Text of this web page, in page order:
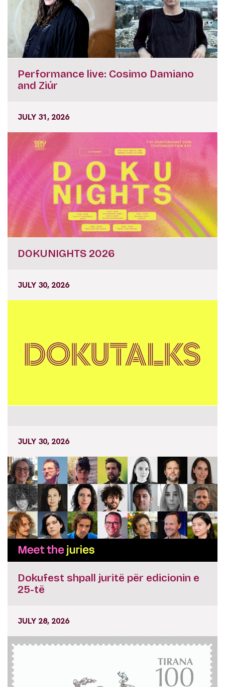
Performance live: Cosimo Damiano
and Ziúr
JULY 31, 2026
DOKUNIGHTS 2026
JULY 30, 2026
JULY 30, 2026
Dokufest shpall juritë për edicionin e
25-të
JULY 28, 2026